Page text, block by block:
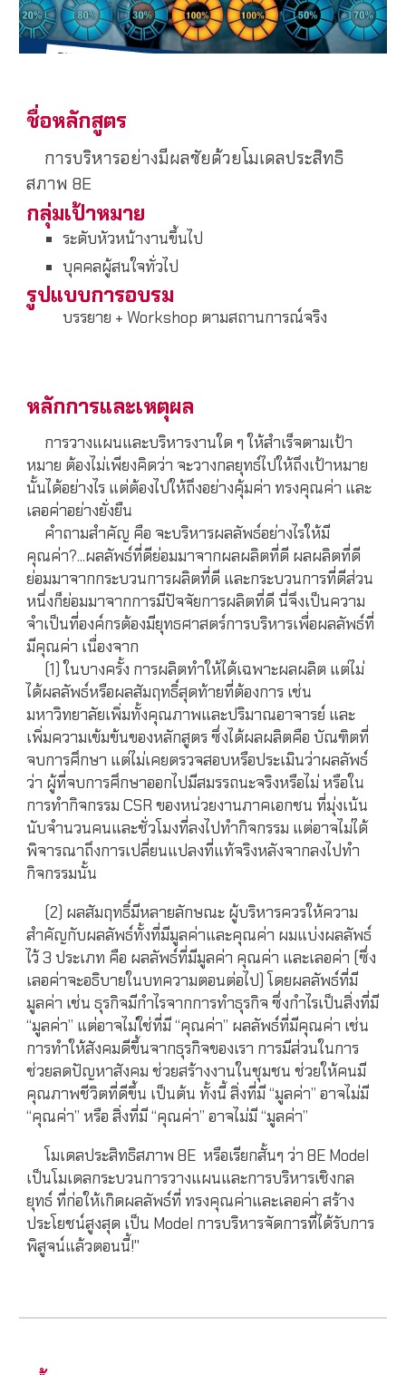
ชื่อหลักสูตร
การบริหารอย่างมีผลชัยด้วยโมเดลประสิทธิ
สภาพ 8E
กลุ่มเป้าหมาย
ระดับหัวหน้างานขึ้นไป
บุคคลผู้สนใจทั่วไป
รูปแบบการอบรม
บรรยาย + Workshop ตามสถานการณ์จริง
หลักการและเหตุผล
การวางแผนและบริหารงานใด ๆ ให้สำเร็จตามเป้า
หมาย ต้องไม่เพียงคิดว่า จะวางกลยุทธ์ไปให้ถึงเป้าหมาย
นั้นได้อย่างไร แต่ต้องไปให้ถึงอย่างคุ้มค่า ทรงคุณค่า และ
เลอค่าอย่างยั่งยืน
คำถามสำคัญ คือ จะบริหารผลลัพธ์อย่างไรให้มี
คุณค่า?...ผลลัพธ์ที่ดีย่อมมาจากผลผลิตที่ดี ผลผลิตที่ดี
ย่อมมาจากกระบวนการผลิตที่ดี และกระบวนการที่ดีส่วน
หนึ่งก็ย่อมมาจากการมีปัจจัยการผลิตที่ดี นี่จึงเป็นความ
จำเป็นที่องค์กรต้องมียุทธศาสตร์การบริหารเพื่อผลลัพธ์ที่
มีคุณค่า เนื่องจาก
(1) ในบางครั้ง การผลิตทำให้ได้เฉพาะผลผลิต แต่ไม่
ได้ผลลัพธ์หรือผลสัมฤทธิ์สุดท้ายที่ต้องการ เช่น
มหาวิทยาลัยเพิ่มทั้งคุณภาพและปริมาณอาจารย์ และ
เพิ่มความเข้มข้นของหลักสูตร ซึ่งได้ผลผลิตคือ บัณฑิตที่
จบการศึกษา แต่ไม่เคยตรวจสอบหรือประเมินว่าผลลัพธ์
ว่า ผู้ที่จบการศึกษาออกไปมีสมรรถนะจริงหรือไม่ หรือใน
การทำกิจกรรม CSR ของหน่วยงานภาคเอกชน ที่มุ่งเน้น
นับจำนวนคนและชั่วโมงที่ลงไปทำกิจกรรม แต่อาจไม่ได้
พิจารณาถึงการเปลี่ยนแปลงที่แท้จริงหลังจากลงไปทำ
กิจกรรมนั้น
(2) ผลสัมฤทธิ์มีหลายลักษณะ ผู้บริหารควรให้ความ
สำคัญกับผลลัพธ์ทั้งที่มีมูลค่าและคุณค่า ผมแบ่งผลลัพธ์
ไว้ 3 ประเภท คือ ผลลัพธ์ที่มีมูลค่า คุณค่า และเลอค่า (ซึ่ง
เลอค่าจะอธิบายในบทความตอนต่อไป) โดยผลลัพธ์ที่มี
มูลค่า เช่น ธุรกิจมีกำไรจากการทำธุรกิจ ซึ่งกำไรเป็นสิ่งที่มี
“มูลค่า” แต่อาจไม่ใช่ที่มี “คุณค่า” ผลลัพธ์ที่มีคุณค่า เช่น
การทำให้สังคมดีขึ้นจากธุรกิจของเรา การมีส่วนในการ
ช่วยลดปัญหาสังคม ช่วยสร้างงานในชุมชน ช่วยให้คนมี
คุณภาพชีวิตที่ดีขึ้น เป็นต้น ทั้งนี้ สิ่งที่มี “มูลค่า” อาจไม่มี
“คุณค่า” หรือ สิ่งที่มี “คุณค่า” อาจไม่มี “มูลค่า”
โมเดลประสิทธิสภาพ 8E หรือเรียกสั้นๆ ว่า 8E Model
เป็นโมเดลกระบวนการวางแผนและการบริหารเชิงกล
ยุทธ์ ที่ก่อให้เกิดผลลัพธ์ที่ ทรงคุณค่าและเลอค่า สร้าง
ประโยชน์สูงสุด เป็น Model การบริหารจัดการที่ได้รับการ
พิสูจน์แล้วตอนนี้!"